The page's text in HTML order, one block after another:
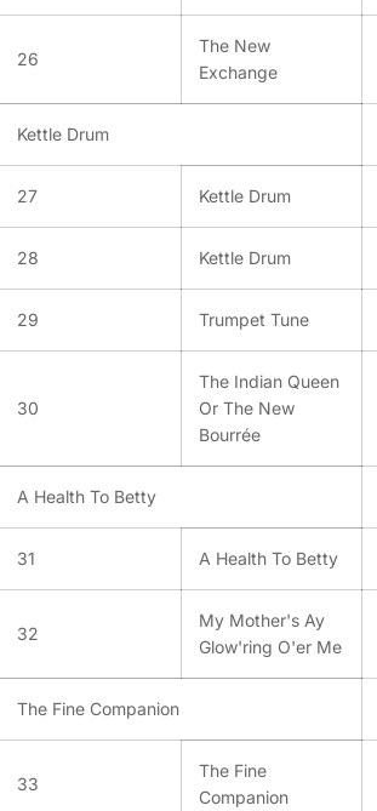
26
The New
Exchange
Kettle Drum
27 Kettle Drum
28 Kettle Drum
29 Trumpet Tune
30
The Indian Queen
Or The New
Bourrée
A Health To Betty
31 A Health To Betty
32
My Mother's Ay
Glow'ring O'er Me
The Fine Companion
33
The Fine
Companion